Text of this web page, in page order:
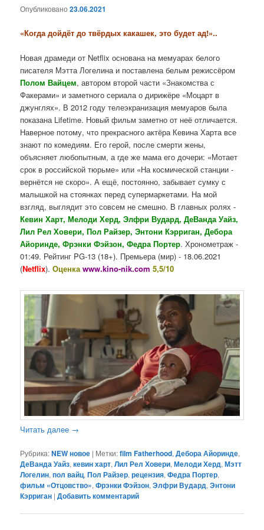
Опубликовано23.06.2021
«Когда дойдёт до твёрдых какашек, это будет ад!»..
Новая драмеди от Netflix основана на мемуарах белого
писателя Мэтта Логелина и поставлена белым режиссёром
Полом Вайцем, автором второй части «Знакомства с
Факерами» и заметного сериала о дирижёре «Моцарт в
джунглях». В 2012 году телеэкранизация мемуаров была
показана Lifetime. Новый фильм заметно от неё отличается.
Наверное потому, что прекрасного актёра Кевина Харта все
знают по комедиям. Его герой, после смерти жены,
объясняет любопытным, а где же мама его дочери: «Мотает
срок в российской тюрьме» или «На космической станции -
вернётся не скоро». А ещё, постоянно, забывает сумку с
малышкой на стоянках перед супермаркетами. На мой
взгляд, выглядит это совсем не смешно. В главных ролях -
Кевин Харт, Мелоди Херд, Элфри Вудард, ДеВанда Уайз,
Лил Рел Ховери, Пол Райзер, Энтони Кэрриган, Дебора
Айоринде, Фрэнки Фэйзон, Федра Портер. Хронометраж -
01:49. Рейтинг PG-13 (18+). Премьера (мир) - 18.06.2021
(Netflix).Оценкаwww.kino-nik.com 5,5/10
Читать далее →
Рубрика:NEW новое | Метки:film Fatherhood,Дебора Айоринде,
ДеВанда Уайз,кевин харт,Лил Рел Ховери,Мелоди Херд,Мэтт
Логелин,пол вайц,Пол Райзер,рецензия,Федра Портер,
фильм «Отцовство»,Фрэнки Фэйзон,Элфри Вудард,Энтони
Кэрриган |Добавить комментарий